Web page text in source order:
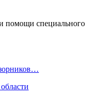
помощи